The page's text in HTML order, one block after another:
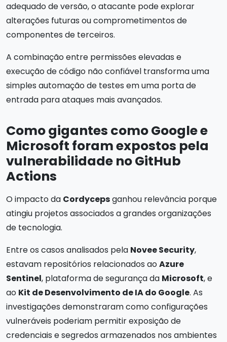
adequado de versão, o atacante pode explorar
alterações futuras ou comprometimentos de
componentes de terceiros.
A combinação entre permissões elevadas e
execução de código não confiável transforma uma
simples automação de testes em uma porta de
entrada para ataques mais avançados.
Como gigantes como Google e
Microsoft foram expostos pela
vulnerabilidade no GitHub
Actions
O impacto da Cordycepsganhou relevância porque
atingiu projetos associados a grandes organizações
de tecnologia.
Entre os casos analisados pela Novee Security,
estavam repositórios relacionados aoAzure
Sentinel, plataforma de segurança da Microsoft, e
ao Kit de Desenvolvimento de IA do Google. As
investigações demonstraram como configurações
vulneráveis poderiam permitir exposição de
credenciais e segredos armazenados nos ambientes